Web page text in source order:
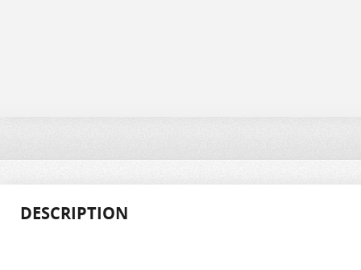
DESCRIPTION